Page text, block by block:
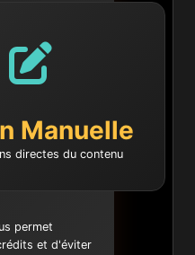
Manuelle
directes du contenu
permet
et d'éviter